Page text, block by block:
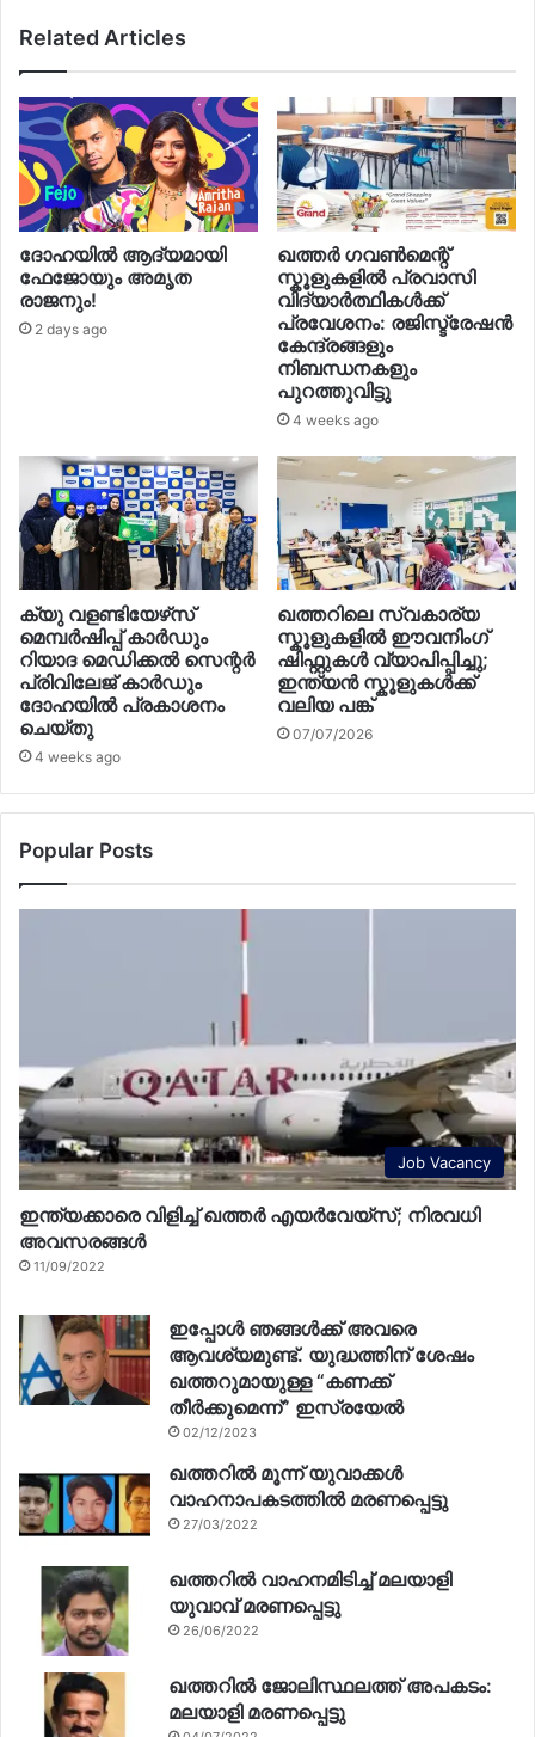
Related Articles
ദോഹയിൽ ആദ്യമായി
ഫേജോയും അമൃത
രാജനും!
2 days ago
ഖത്തർ ഗവൺമെന്റ്
സ്കൂളുകളിൽ പ്രവാസി
വിദ്യാർത്ഥികൾക്ക്
പ്രവേശനം: രജിസ്ട്രേഷൻ
കേന്ദ്രങ്ങളും
നിബന്ധനകളും
പുറത്തുവിട്ടു
4 weeks ago
ക്യു വളണ്ടിയേഴ്‌സ്
മെമ്പർഷിപ്പ് കാർഡും
റിയാദ മെഡിക്കൽ സെന്റർ
പ്രിവിലേജ് കാർഡും
ദോഹയിൽ പ്രകാശനം
ചെയ്തു
4 weeks ago
ഖത്തറിലെ സ്വകാര്യ
സ്കൂളുകളിൽ ഈവനിംഗ്
ഷിഫ്റ്റുകൾ വ്യാപിപ്പിച്ചു;
ഇന്ത്യൻ സ്കൂളുകൾക്ക്
വലിയ പങ്ക്
07/07/2026
Popular Posts
Job Vacancy
ഇന്ത്യക്കാരെ വിളിച്ച് ഖത്തർ എയർവേയ്‌സ്; നിരവധി
അവസരങ്ങൾ
11/09/2022
ഇപ്പോൾ ഞങ്ങൾക്ക് അവരെ
ആവശ്യമുണ്ട്. യുദ്ധത്തിന് ശേഷം
ഖത്തറുമായുള്ള “കണക്ക്
തീർക്കുമെന്ന്” ഇസ്രയേൽ
02/12/2023
ഖത്തറിൽ മൂന്ന് യുവാക്കൾ
വാഹനാപകടത്തിൽ മരണപ്പെട്ടു
27/03/2022
ഖത്തറിൽ വാഹനമിടിച്ച് മലയാളി
യുവാവ് മരണപ്പെട്ടു
26/06/2022
ഖത്തറിൽ ജോലിസ്ഥലത്ത് അപകടം:
മലയാളി മരണപ്പെട്ടു